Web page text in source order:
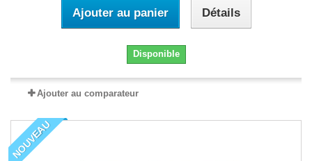
Ajouter au panier Détails
Disponible
Ajouter au comparateur
NOUVEAU